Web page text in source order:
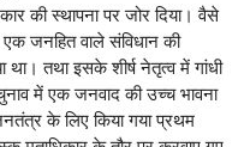
की स्थापना पर जोर दिया। वैसे
जनहित वाले संविधान की
था। तथा इसके शीर्ष नेतृत्व में गांधी
में एक जनवाद की उच्च भावना
के लिए किया गया प्रथम